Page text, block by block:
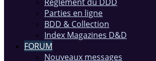
Parties en ligne
BDD & Collection
Index Magazines D&D
FORUM
Nouveaux messages